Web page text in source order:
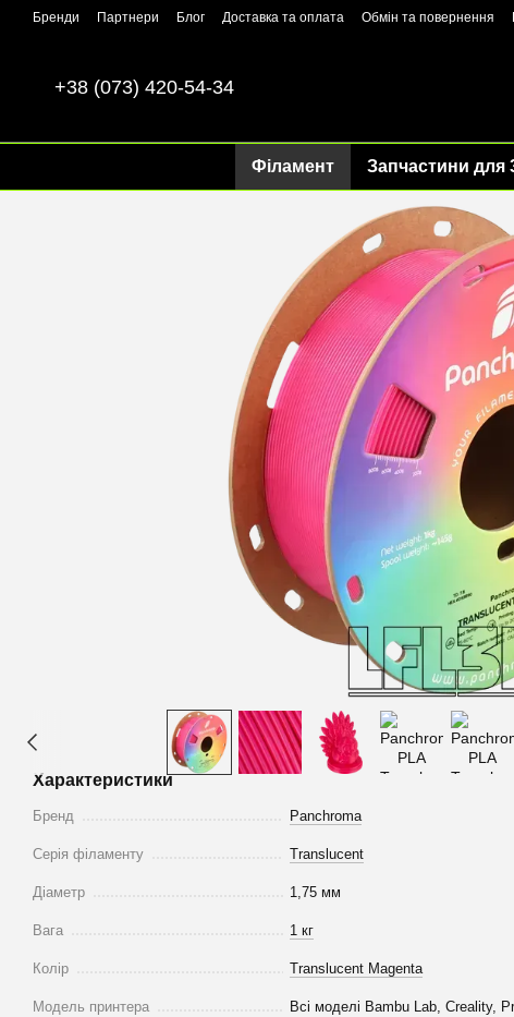
Перейти до основного контенту
Бренди Партнери Блог Доставка та оплата Обмін та повернення
+38 (073) 420-54-34
Філамент Запчастини для
Характеристики
Бренд Panchroma
Серія філаменту Translucent
Діаметр 1,75 мм
Вага 1 кг
Колір Translucent Magenta
Модель принтера Всі моделі Bambu Lab, Creality,